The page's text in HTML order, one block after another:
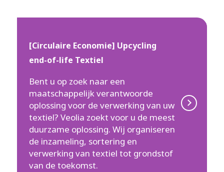
[Circulaire Economie] Upcycling
end-of-life Textiel
Bent u op zoek naar een
maatschappelijk verantwoorde
oplossing voor de verwerking van uw
textiel? Veolia zoekt voor u de meest
duurzame oplossing. Wij organiseren
de inzameling, sortering en
verwerking van textiel tot grondstof
van de toekomst.